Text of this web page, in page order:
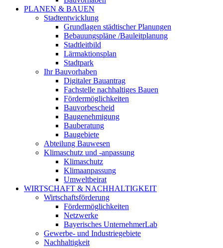
PLANEN & BAUEN
Stadtentwicklung
Grundlagen städtischer Planungen
Bebauungspläne /Bauleitplanung
Stadtleitbild
Lärmaktionsplan
Stadtpark
Ihr Bauvorhaben
Digitaler Bauantrag
Fachstelle nachhaltiges Bauen
Fördermöglichkeiten
Bauvorbescheid
Baugenehmigung
Bauberatung
Baugebiete
Abteilung Bauwesen
Klimaschutz und -anpassung
Klimaschutz
Klimaanpassung
Umweltbeirat
WIRTSCHAFT & NACHHALTIGKEIT
Wirtschaftsförderung
Fördermöglichkeiten
Netzwerke
Bayerisches UnternehmerLab
Gewerbe- und Industriegebiete
Nachhaltigkeit